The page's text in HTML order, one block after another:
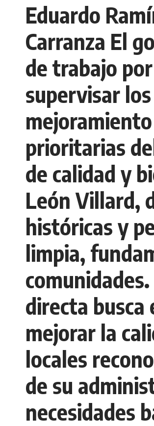
Eduardo
Carranza El
de trabajo
supervisar
prioritarias
de calidad y
León Villard,
históricas y
limpia,
directa
mejorar la
locales
de su
necesidades